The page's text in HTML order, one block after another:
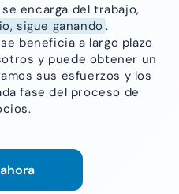
encarga del trabajo,
sigue ganando .
beneficia a largo plazo
y puede obtener un
sus esfuerzos y los
fase del proceso de